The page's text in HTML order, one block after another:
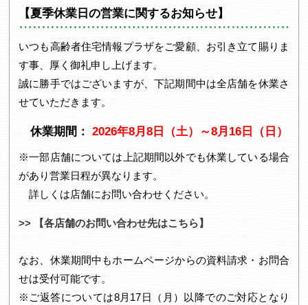
【夏季休業日の営業に関するお知らせ】
いつも高齢者住宅情報プラザをご愛顧、お引き立て賜りま
す事、厚く御礼申し上げます。
誠に勝手ではございますが、下記期間中は全店舗を休業さ
せていただきます。
休業期間： 2026年8月8日（土）～8月16日（日）
※一部店舗については上記期間以外でも休業している場合
があり営業日程が異なります。
詳しくは店舗にお問い合わせください。
>> 【各店舗のお問い合わせ先はこちら】
なお、休業期間中もホームページからの資料請求・お問合
せは受付可能です。
※ご返答については8月17日（月）以降でのご対応となり